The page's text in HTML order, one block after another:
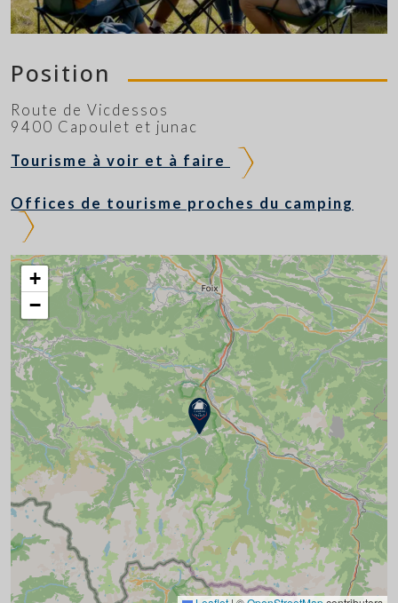
Position
Route de Vicdessos
9400 Capoulet et junac
Tourisme à voir et à faire
Offices de tourisme proches du camping
+
−